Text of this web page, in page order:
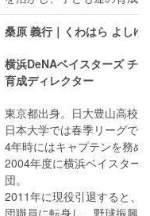
桑原 義行｜くわはら よしゆ
横浜DeNAベイスターズ チ
育成ディレクター
東京都出身。日大豊山高校
日本大学では春季リーグで
4年時にはキャプテンを務め
2004年度に横浜ベイスター
団。
2011年に現役引退すると、
団職員に転身し、野球振興